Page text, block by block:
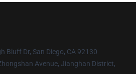
Bluff Dr, San Diego, CA 92130
Avenue, Jianghan District,